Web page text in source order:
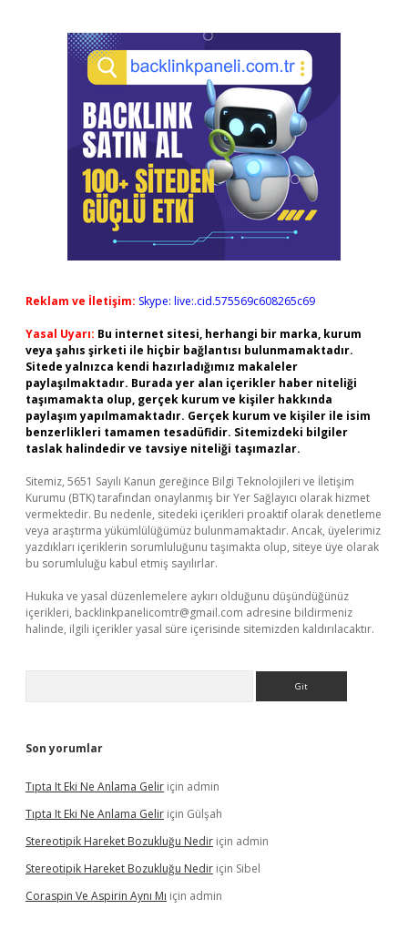
Reklam ve İletişim: Skype: live:.cid.575569c608265c69
Yasal Uyarı: Bu internet sitesi, herhangi bir marka, kurum
veya şahıs şirketi ile hiçbir bağlantısı bulunmamaktadır.
Sitede yalnızca kendi hazırladığımız makaleler
paylaşılmaktadır. Burada yer alan içerikler haber niteliği
taşımamakta olup, gerçek kurum ve kişiler hakkında
paylaşım yapılmamaktadır. Gerçek kurum ve kişiler ile isim
benzerlikleri tamamen tesadüfidir. Sitemizdeki bilgiler
taslak halindedir ve tavsiye niteliği taşımazlar.
Sitemiz, 5651 Sayılı Kanun gereğince Bilgi Teknolojileri ve İletişim
Kurumu (BTK) tarafından onaylanmış bir Yer Sağlayıcı olarak hizmet
vermektedir. Bu nedenle, sitedeki içerikleri proaktif olarak denetleme
veya araştırma yükümlülüğümüz bulunmamaktadır. Ancak, üyelerimiz
yazdıkları içeriklerin sorumluluğunu taşımakta olup, siteye üye olarak
bu sorumluluğu kabul etmiş sayılırlar.
Hukuka ve yasal düzenlemelere aykırı olduğunu düşündüğünüz
içerikleri, backlinkpanelicomtr@gmail.com adresine bildirmeniz
halinde, ilgili içerikler yasal süre içerisinde sitemizden kaldırılacaktır.
Son yorumlar
Tıpta It Eki Ne Anlama Gelir için admin
Tıpta It Eki Ne Anlama Gelir için Gülşah
Stereotipik Hareket Bozukluğu Nedir için admin
Stereotipik Hareket Bozukluğu Nedir için Sibel
Coraspin Ve Aspirin Aynı Mı için admin